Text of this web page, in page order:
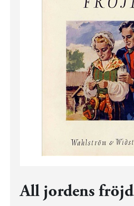
All jordens fröjd